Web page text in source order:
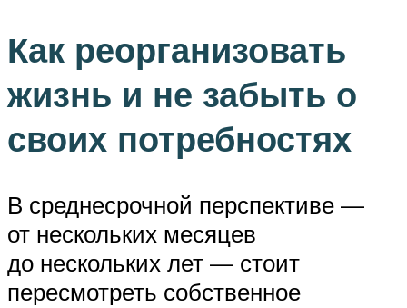
Как реорганизовать
жизнь и не забыть о
своих потребностях
В среднесрочной перспективе —
от нескольких месяцев
до нескольких лет — стоит
пересмотреть собственное